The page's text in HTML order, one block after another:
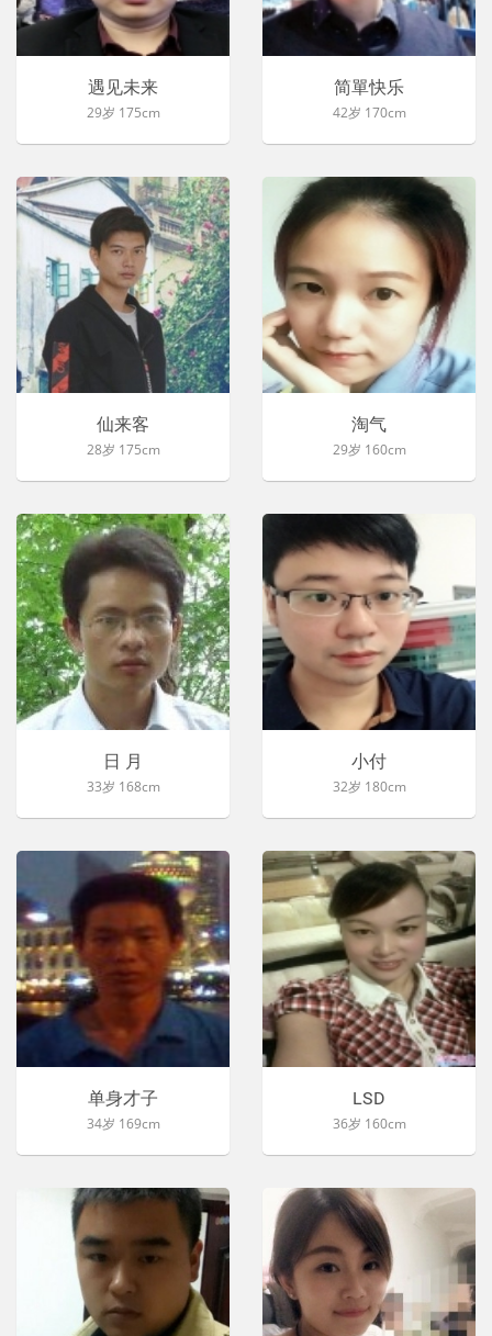
遇见未来
29岁 175cm
简單快乐
42岁 170cm
仙来客
28岁 175cm
淘气
29岁 160cm
日 月
33岁 168cm
小付
32岁 180cm
单身才子
34岁 169cm
LSD
36岁 160cm